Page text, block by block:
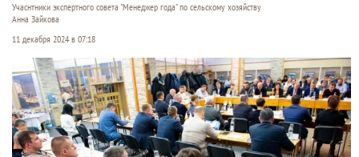
Учаснтники экспертного совета "Менеджер года" по сельскому хозяйству
Анна Зайкова
11 декабря 2024 в 07:18